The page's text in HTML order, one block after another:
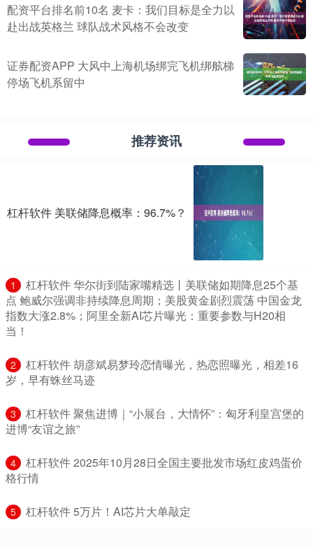
配资平台排名前10名 麦卡：我们目标是全力以
赴出战英格兰 球队战术风格不会改变
证券配资APP 大风中上海机场绑完飞机绑舷梯
停场飞机系留中
推荐资讯
杠杆软件 美联储降息概率：96.7%？
1
​杠杆软件 华尔街到陆家嘴精选丨美联储如期降息25个基
点 鲍威尔强调非持续降息周期；美股黄金剧烈震荡 中国金龙
指数大涨2.8%；阿里全新AI芯片曝光：重要参数与H20相
当！
2
​杠杆软件 胡彦斌易梦玲恋情曝光，热恋照曝光，相差16
岁，早有蛛丝马迹
3
​杠杆软件 聚焦进博｜“小展台，大情怀”：匈牙利皇宫堡的
进博“友谊之旅”
4
​杠杆软件 2025年10月28日全国主要批发市场红皮鸡蛋价
格行情
5 ​杠杆软件 5万片！AI芯片大单敲定